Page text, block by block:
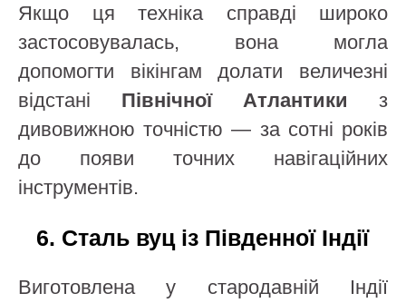
Якщо ця техніка справді широко
застосовувалась, вона могла
допомогти вікінгам долати величезні
відстані Північної Атлантики з
дивовижною точністю — за сотні років
до появи точних навігаційних
інструментів.
6. Сталь вуц із Південної Індії
Виготовлена у стародавній Індії